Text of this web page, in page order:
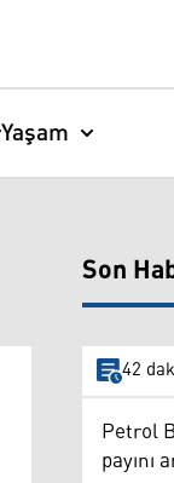
Yaşam
Son
42
Petrol